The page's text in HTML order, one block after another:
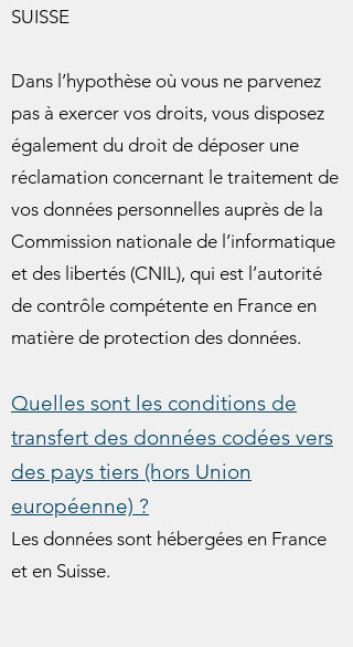
SUISSE
Dans l’hypothèse où vous ne parvenez
pas à exercer vos droits, vous disposez
également du droit de déposer une
réclamation concernant le traitement de
vos données personnelles auprès de la
Commission nationale de l’informatique
et des libertés (CNIL), qui est l’autorité
de contrôle compétente en France en
matière de protection des données.
Quelles sont les conditions de
transfert des données codées vers
des pays tiers (hors Union
européenne) ?
Les données sont hébergées en France
et en Suisse.